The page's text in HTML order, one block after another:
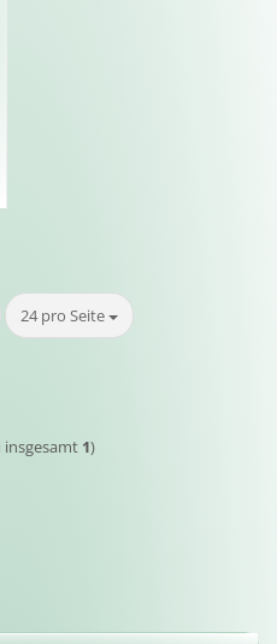
24 pro Seite
pro Seite
insgesamt 1)